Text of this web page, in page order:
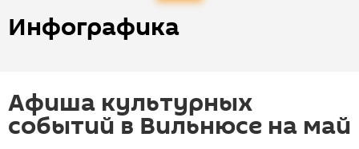
Инфографика
Афиша культурных
событий в Вильнюсе на май